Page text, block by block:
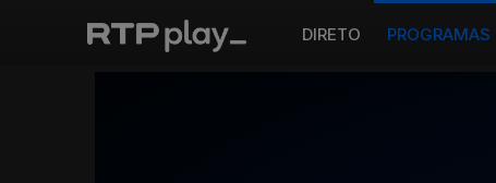
DIRETO PROGRAMAS